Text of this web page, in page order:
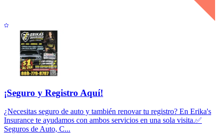
¡Seguro y Registro Aquí!
¿Necesitas seguro de auto y también renovar tu registro? En Erika's
Insurance te ayudamos con ambos servicios en una sola visita.✅
Seguros de Auto, C...